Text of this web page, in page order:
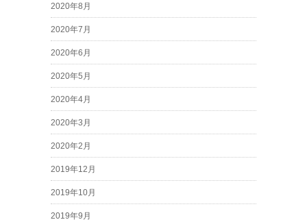
2020年8月
2020年7月
2020年6月
2020年5月
2020年4月
2020年3月
2020年2月
2019年12月
2019年10月
2019年9月